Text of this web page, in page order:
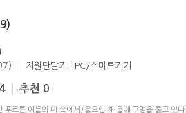
지원단말기 : PC/스마트기기
추천 0
르른 어둠의 폐 속에서/웅크린 채 몸에 구멍을 뚫고 있다.